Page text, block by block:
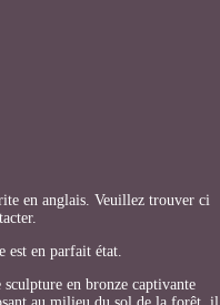
en anglais. Veuillez trouver ci
est en parfait état.
en bronze captivante